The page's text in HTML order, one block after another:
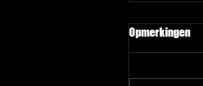
22
Opmerkingen